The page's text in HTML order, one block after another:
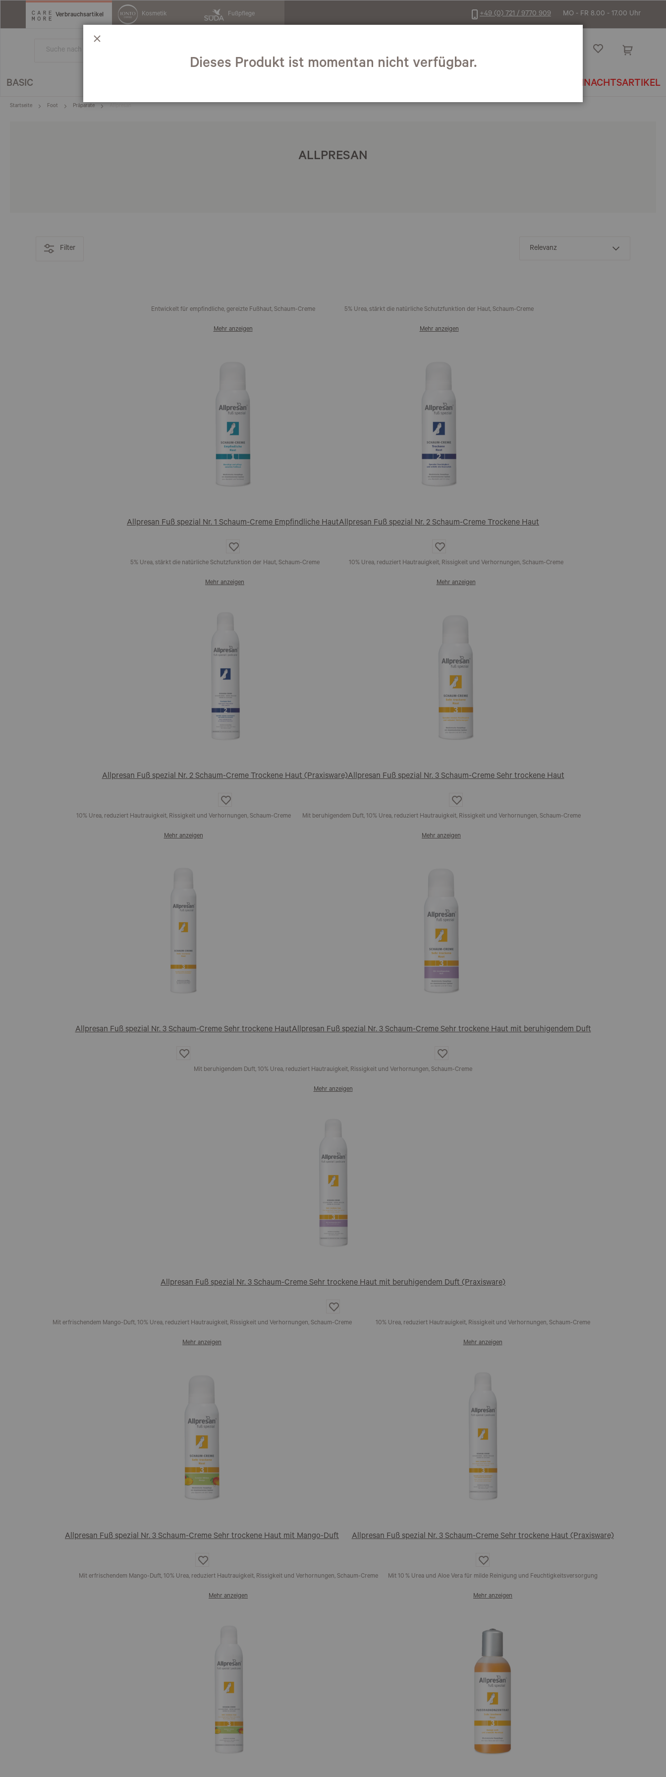
Direkt
zum
Verbrauchsartikel Kosmetik Fußpflege +49 (0) 721 / 9770 909 MO - FR 8.00 - 17.00 Uhr
BASIC WEIHNACHTSARTIKEL
Startseite Foot Präparate Allpresan
ALLPRESAN
Filter
Entwickelt für empfindliche, gereizte Fußhaut, Schaum-Creme
Mehr anzeigen
Allpresan Fuß spezial Nr. 1 Schaum-Creme Empfindliche Haut
Auf
die
Wunschliste
5% Urea, stärkt die natürliche Schutzfunktion der Haut, Schaum-Creme
Mehr anzeigen
Allpresan Fuß spezial Nr. 2 Schaum-Creme Trockene Haut
Auf
die
Wunschliste
5% Urea, stärkt die natürliche Schutzfunktion der Haut, Schaum-Creme
Mehr anzeigen
Allpresan Fuß spezial Nr. 2 Schaum-Creme Trockene Haut (Praxisware)
Auf
die
Wunschliste
10% Urea, reduziert Hautrauigkeit, Rissigkeit und Verhornungen, Schaum-Creme
Mehr anzeigen
Allpresan Fuß spezial Nr. 3 Schaum-Creme Sehr trockene Haut
Auf
die
Wunschliste
10% Urea, reduziert Hautrauigkeit, Rissigkeit und Verhornungen, Schaum-Creme
Mehr anzeigen
Allpresan Fuß spezial Nr. 3 Schaum-Creme Sehr trockene Haut
Auf
die
Wunschliste
Mit beruhigendem Duft, 10% Urea, reduziert Hautrauigkeit, Rissigkeit und Verhornungen, Schaum-Creme
Mehr anzeigen
Allpresan Fuß spezial Nr. 3 Schaum-Creme Sehr trockene Haut mit beruhigendem Duft
Auf
die
Wunschliste
Mit beruhigendem Duft, 10% Urea, reduziert Hautrauigkeit, Rissigkeit und Verhornungen, Schaum-Creme
Mehr anzeigen
Allpresan Fuß spezial Nr. 3 Schaum-Creme Sehr trockene Haut mit beruhigendem Duft (Praxisware)
Auf
die
Wunschliste
Mit erfrischendem Mango-Duft, 10% Urea, reduziert Hautrauigkeit, Rissigkeit und Verhornungen, Schaum-Creme
Mehr anzeigen
Allpresan Fuß spezial Nr. 3 Schaum-Creme Sehr trockene Haut mit Mango-Duft
Auf
die
Wunschliste
10% Urea, reduziert Hautrauigkeit, Rissigkeit und Verhornungen, Schaum-Creme
Mehr anzeigen
Allpresan Fuß spezial Nr. 3 Schaum-Creme Sehr trockene Haut (Praxisware)
Auf
die
Wunschliste
Mit erfrischendem Mango-Duft, 10% Urea, reduziert Hautrauigkeit, Rissigkeit und Verhornungen, Schaum-Creme
Mehr anzeigen
Mit 10 % Urea und Aloe Vera für milde Reinigung und Feuchtigkeitsversorgung
Mehr anzeigen
Dieses Produkt ist momentan nicht verfügbar.